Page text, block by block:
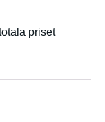
priset